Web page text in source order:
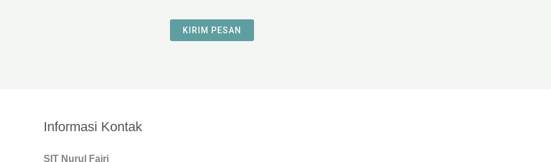
KIRIM PESAN
Informasi Kontak
SIT Nurul Fajri